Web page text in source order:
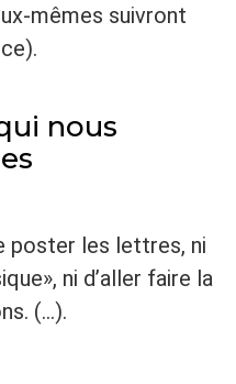
mêmes suivront
nous
poster les lettres, ni
ni d’aller faire la
(…).